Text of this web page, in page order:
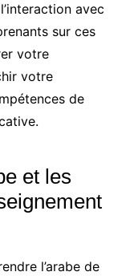
avec
sur ces
votre
votre
de
et les
l’arabe de